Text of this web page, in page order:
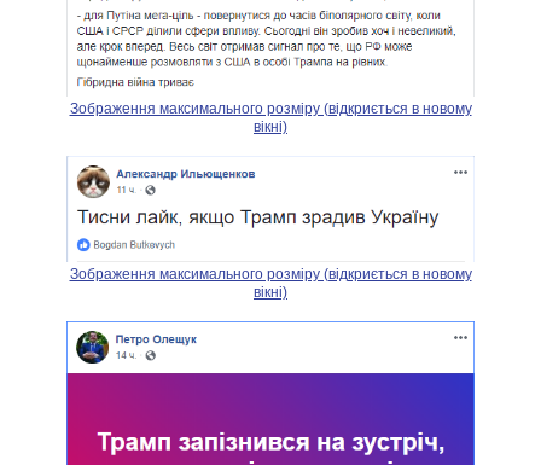
Зображення максимального розміру (відкриється в новому
вікні)
Зображення максимального розміру (відкриється в новому
вікні)